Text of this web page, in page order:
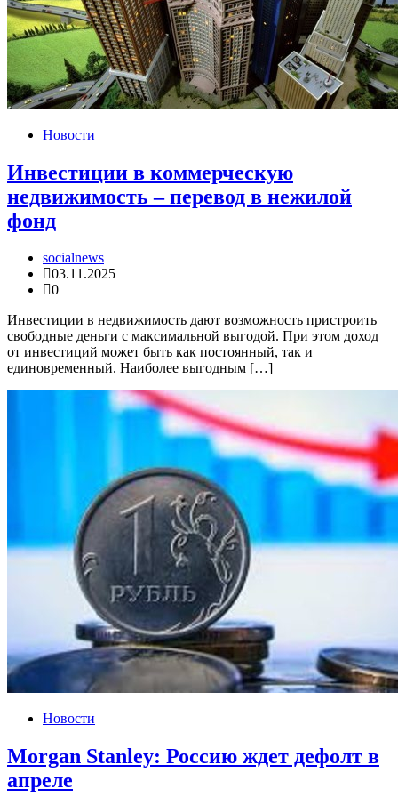
Новости
Инвестиции в коммерческую
недвижимость – перевод в нежилой
фонд
socialnews
03.11.2025
0
Инвестиции в недвижимость дают возможность пристроить
свободные деньги с максимальной выгодой. При этом доход
от инвестиций может быть как постоянный, так и
единовременный. Наиболее выгодным […]
Новости
Morgan Stanley: Россию ждет дефолт в
апреле